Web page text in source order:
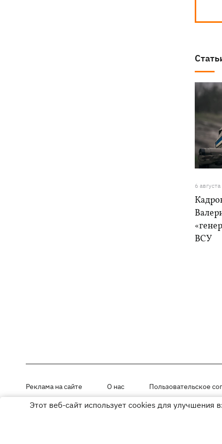
6 августа
ВСУ
Реклама на сайте О нас Пользовательское
Материалы под рубриками «Новости компании», «PR» и «Факт»
Этот веб-сайт использует cookies для улучшения